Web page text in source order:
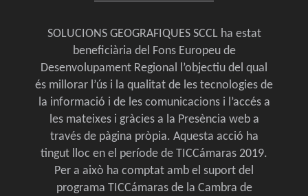
SOLUCIONS GEOGRAFIQUES SCCL ha estat
beneficiària del Fons Europeu de
Desenvolupament Regional l’objectiu del qual
és millorar l’ús i la qualitat de les tecnologies de
la informació i de les comunicacions i l’accés a
les mateixes i gràcies a la Presència web a
través de pàgina pròpia. Aquesta acció ha
tingut lloc en el període de TICCámaras 2019.
Per a això ha comptat amb el suport del
programa TICCámaras de la Cambra de